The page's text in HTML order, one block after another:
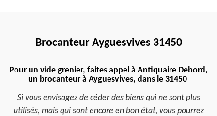
Brocanteur Ayguesvives 31450
Pour un vide grenier, faites appel à Antiquaire Debord,
un brocanteur à Ayguesvives, dans le 31450
Si vous envisagez de céder des biens qui ne sont plus
utilisés, mais qui sont encore en bon état, vous pourrez